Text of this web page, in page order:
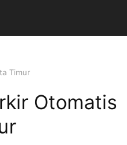
Timur
Otomatis